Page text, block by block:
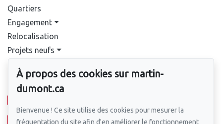
Quartiers
Engagement
Relocalisation
Projets neufs
Pour nous joindre
À propos des cookies sur martin-
dumont.ca
Bienvenue ! Ce site utilise des cookies pour mesurer la
fréquentation du site afin d'en améliorer le fonctionnement